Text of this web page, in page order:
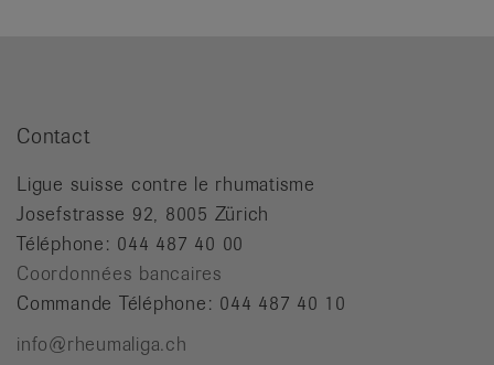
Contact
Ligue suisse contre le rhumatisme
Josefstrasse 92, 8005 Zürich
Téléphone: 044 487 40 00
Coordonnées bancaires
Commande Téléphone: 044 487 40 10
info@rheumaliga.ch